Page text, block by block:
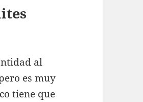
al
es muy
tiene que